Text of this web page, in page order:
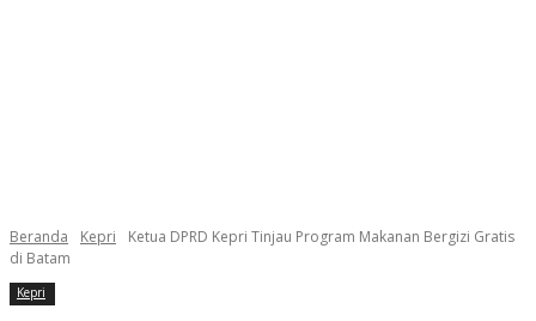
Beranda Kepri
Ketua DPRD Kepri Tinjau Program Makanan Bergizi Gratis
di Batam
Kepri